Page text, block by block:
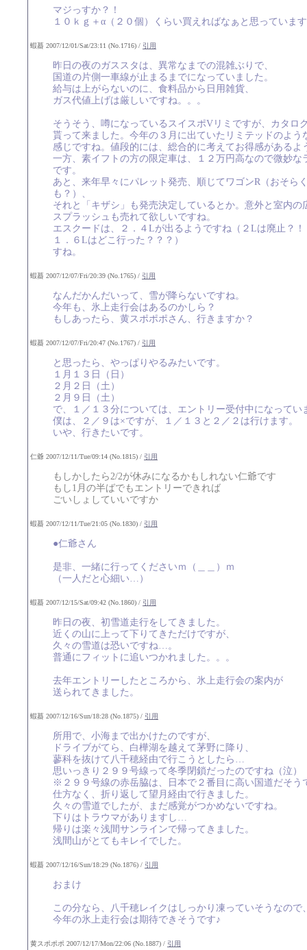
マジっすか？！
１０ｋｇ＋α（２０個）くらい買えればなぁと思っていま
蝦蟇 2007/12/01/Sat/23:11 (No.1716) / 引用
昨日の夜のガススタは、異常なまでの混雑ぶりで、
国道の片側一車線が止まるまでになっていました。
給与は上がらないのに、食料品から日用雑貨、
ガス代値上げは厳しいですね。。。
そうそう、噂になっているスイスポVリミですが、カタロ
貰って来ました。今年の３月に出ていたリミテッドのよう
感じですね。値段的には、総合的に考えてお得感があるよ
一方、素イフトの方の限定車は、１２万円高なので微妙な
です。
あと、来年早々にパレット発売、順じてワゴンR（おそら
も？）、
それと「キザシ」も発売決定しているとか。意外と室内の
スプラッシュも売れて欲しいですね。
エスクードは、２．４Lが出るようですね（２Lは廃止？！
１．６Lはどこ行った？？？）
すね。
蝦蟇 2007/12/07/Fri/20:39 (No.1765) / 引用
なんだかんだいって、雪が降らないですね。
今年も、氷上走行会はあるのかしら？
もしあったら、黄スポポポさん、行きますか？
蝦蟇 2007/12/07/Fri/20:47 (No.1767) / 引用
と思ったら、やっぱりやるみたいです。
１月１３日（日）
２月２日（土）
２月９日（土）
で、１／１３分については、エントリー受付中になってい
僕は、２／９は×ですが、１／１３と２／２は行けます。
いや、行きたいです。
仁爺 2007/12/11/Tue/09:14 (No.1815) / 引用
もしかしたら2/2が休みになるかもしれない仁爺です
もし1月の半ばでもエントリーできれば
ごいしょしていいですか
蝦蟇 2007/12/11/Tue/21:05 (No.1830) / 引用
●仁爺さん
是非、一緒に行ってくださいｍ（＿＿）ｍ
（一人だと心細い…）
蝦蟇 2007/12/15/Sat/09:42 (No.1860) / 引用
昨日の夜、初雪道走行をしてきました。
近くの山に上って下りてきただけですが、
久々の雪道は恐いですね…。
普通にフィットに追いつかれました。。。
去年エントリーしたところから、氷上走行会の案内が
送られてきました。
蝦蟇 2007/12/16/Sun/18:28 (No.1875) / 引用
所用で、小海まで出かけたのですが、
ドライブがてら、白樺湖を越えて茅野に降り、
蓼科を抜けて八千穂経由で行こうとしたら…
思いっきり２９９号線って冬季閉鎖だったのですね（泣）
※２９９号線の赤岳脇は、日本で２番目に高い国道だそう
仕方なく、折り返して望月経由で行きました。
久々の雪道でしたが、まだ感覚がつかめないですね。
下りはトラウマがありますし…
帰りは楽々浅間サンラインで帰ってきました。
浅間山がとてもキレイでした。
蝦蟇 2007/12/16/Sun/18:29 (No.1876) / 引用
おまけ
この分なら、八千穂レイクはしっかり凍っていそうなので
今年の氷上走行会は期待できそうです♪
黄スポポポ 2007/12/17/Mon/22:06 (No.1887) / 引用